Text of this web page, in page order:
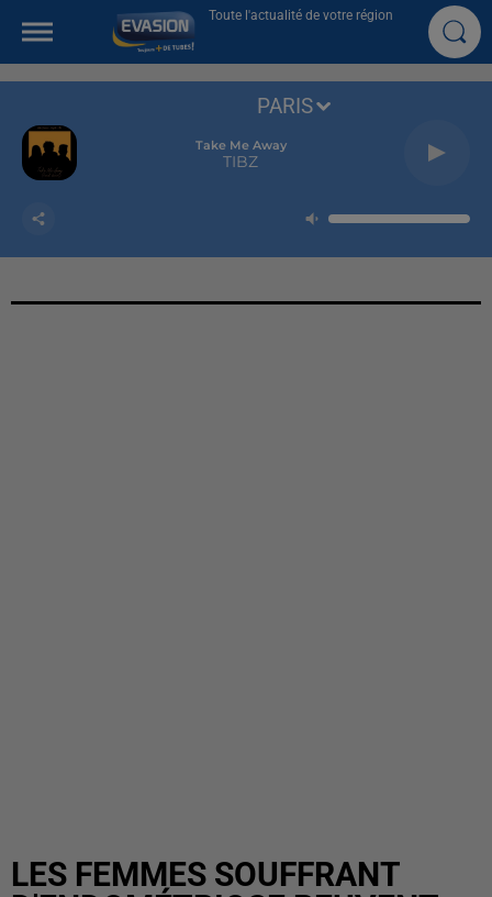
Toute l'actualité de votre région
Take Me Away
TIBZ
PARIS
LES FEMMES SOUFFRANT